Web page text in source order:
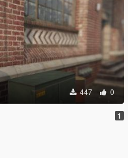
447 0
1